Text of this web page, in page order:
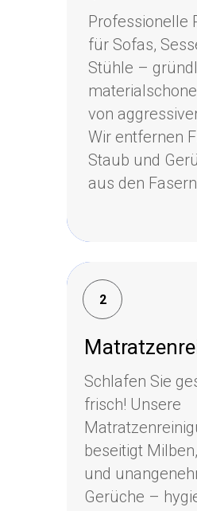
2
2
Schlafen Sie
frisch! Unsere
beseitigt
und
Gerüche –
Schlafen Sie
frisch! Unsere
beseitigt
und
Gerüche –
Professionelle
für Sofas,
Stühle –
von
Wir entfernen
Staub und
aus den Fasern
Professionelle
für Sofas,
Stühle –
von
Wir entfernen
Staub und
aus den Fasern